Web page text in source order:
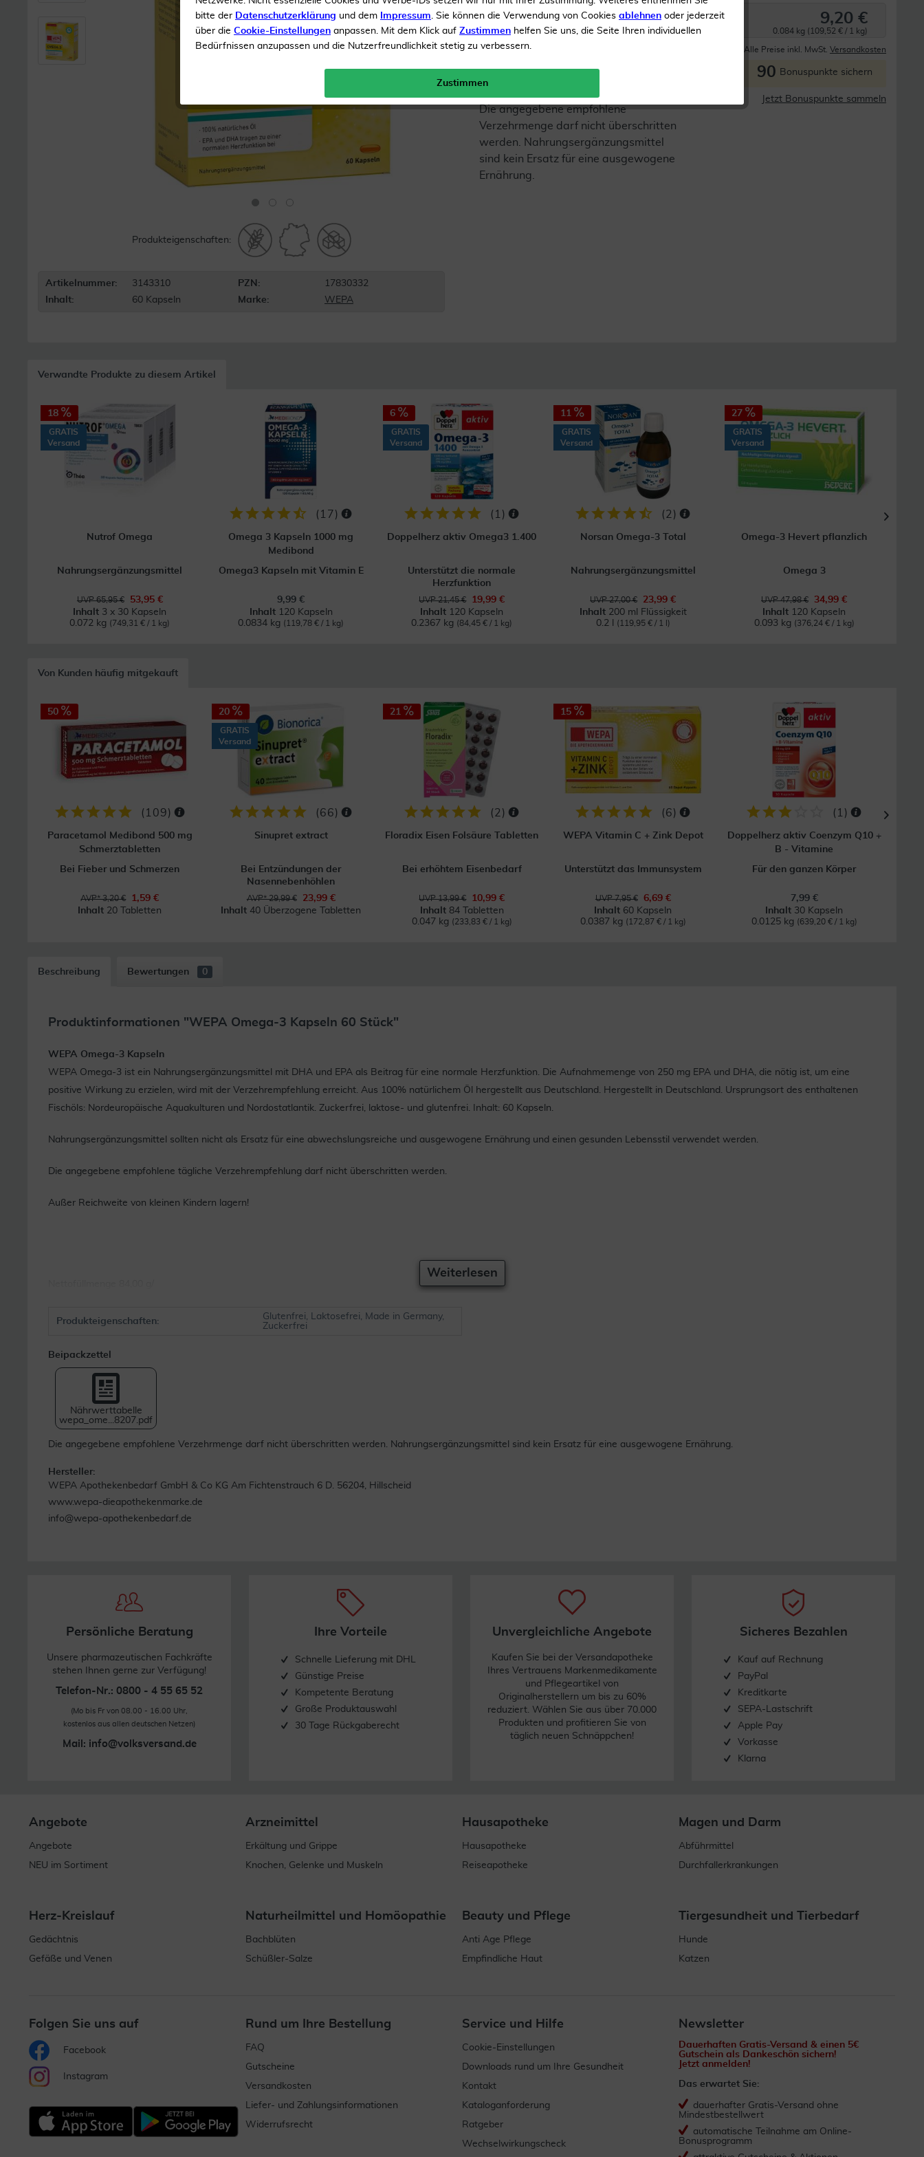
Produkteigenschaften:
Artikelnummer: 3143310 PZN:
17830332
Inhalt:
60 Kapseln Marke: WEPA
Inhalt60 Kapseln 9,20 €
0.084 kg (109,52 € / 1 kg)
Gratis Versand ab 19 € Alle Preise inkl. MwSt. Versandkosten
90 Bonuspunkte sichern
Jetzt Bonuspunkte sammeln
Die angegebene empfohlene
Verzehrmenge darf nicht überschritten
werden. Nahrungsergänzungsmittel
sind kein Ersatz für eine ausgewogene
Ernährung.
Verwandte Produkte zu diesem Artikel
18
GRATIS
Versand
Nutrof Omega
Nahrungsergänzungsmittel
UVP 65,95 €
53,95 €
Inhalt 3 x 30 Kapseln
0.072 kg (749,31 € / 1 kg)
( 17 )
Omega 3 Kapseln 1000 mg
Medibond
Omega3 Kapseln mit Vitamin E
9,99 €
Inhalt 120 Kapseln
0.0834 kg (119,78 € / 1 kg)
6
GRATIS
Versand
( 1 )
Doppelherz aktiv Omega3 1.400
Unterstützt die normale
Herzfunktion
UVP 21,45 €
19,99 €
Inhalt 120 Kapseln
0.2367 kg (84,45 € / 1 kg)
11
GRATIS
Versand
(2 )
Norsan Omega-3 Total
Nahrungsergänzungsmittel
UVP 27,00 €
23,99 €
Inhalt 200 ml Flüssigkeit
0.2 l
(119,95 € / 1 l)
27
GRATIS
Versand
Omega-3 Hevert pflanzlich
Omega 3
UVP 47,98 €
34,99 €
Inhalt 120 Kapseln
0.093 kg (376,24 € / 1 kg)
Von Kunden häufig mitgekauft
50
( 109)
Paracetamol Medibond 500 mg
Schmerztabletten
Bei Fieber und Schmerzen
AVP* 3,20 €
1,59 €
Inhalt 20 Tabletten
20
GRATIS
Versand
(66)
Sinupret extract
Bei Entzündungen der
Nasennebenhöhlen
AVP* 29,99 €
23,99 €
Inhalt 40 Überzogene Tabletten
21
(2 )
Floradix Eisen Folsäure Tabletten
Bei erhöhtem Eisenbedarf
UVP 13,99 €
10,99 €
Inhalt 84 Tabletten
0.047 kg (233,83 € / 1 kg)
15
(6)
WEPA Vitamin C + Zink Depot
Unterstützt das Immunsystem
UVP 7,95 €
6,69 €
Inhalt 60 Kapseln
0.0387 kg (172,87 € / 1 kg)
( 1 )
Doppelherz aktiv Coenzym Q10 +
B - Vitamine
Für den ganzen Körper
7,99 €
Inhalt 30 Kapseln
0.0125 kg (639,20 € / 1 kg)
Beschreibung Bewertungen 0
Produktinformationen "WEPA Omega-3 Kapseln 60 Stück"
WEPA Omega-3 Kapseln
WEPA Omega-3 ist ein Nahrungsergänzungsmittel mit DHA und EPA als Beitrag für eine normale Herzfunktion. Die Aufnahmemenge von 250 mg EPA und DHA, die nötig ist, um eine
positive Wirkung zu erzielen, wird mit der Verzehrempfehlung erreicht. Aus 100% natürlichem Öl hergestellt aus Deutschland. Hergestellt in Deutschland. Ursprungsort des enthaltenen
Fischöls: Nordeuropäische Aquakulturen und Nordostatlantik. Zuckerfrei, laktose- und glutenfrei. Inhalt: 60 Kapseln.
Nahrungsergänzungsmittel sollten nicht als Ersatz für eine abwechslungsreiche und ausgewogene Ernährung und einen gesunden Lebensstil verwendet werden.
Die angegebene empfohlene tägliche Verzehrempfehlung darf nicht überschritten werden.
Außer Reichweite von kleinen Kindern lagern!
Weiterlesen
Produkteigenschaften:
Glutenfrei, Laktosefrei, Made in Germany,
Zuckerfrei
Beipackzettel
Nährwerttabelle
wepa_ome...8207.pdf
Die angegebene empfohlene Verzehrmenge darf nicht überschritten werden. Nahrungsergänzungsmittel sind kein Ersatz für eine ausgewogene Ernährung.
Hersteller:
WEPA Apothekenbedarf GmbH & Co KG Am Fichtenstrauch 6 D. 56204, Hillscheid
www.wepa-dieapothekenmarke.de
info@wepa-apothekenbedarf.de
Persönliche Beratung
Unsere pharmazeutischen Fachkräfte
stehen Ihnen gerne zur Verfügung!
Telefon-Nr.: 0800 - 4 55 65 52
(Mo bis Fr von 08.00 - 16.00 Uhr,
kostenlos aus allen deutschen Netzen)
Mail: info@volksversand.de
Ihre Vorteile
Schnelle Lieferung mit DHL
Günstige Preise
Kompetente Beratung
Große Produktauswahl
30 Tage Rückgaberecht
Unvergleichliche Angebote
Kaufen Sie bei der Versandapotheke
Ihres Vertrauens Markenmedikamente
und Pflegeartikel von
Originalherstellern um bis zu 60%
reduziert. Wählen Sie aus über 70.000
Produkten und profitieren Sie von
täglich neuen Schnäppchen!
Sicheres Bezahlen
Kauf auf Rechnung
PayPal
Kreditkarte
SEPA-Lastschrift
Apple Pay
Vorkasse
Klarna
Angebote
Angebote
NEU im Sortiment
Arzneimittel
Erkältung und Grippe
Knochen, Gelenke und Muskeln
Hausapotheke
Hausapotheke
Reiseapotheke
Magen und Darm
Abführmittel
Durchfallerkrankungen
Herz-Kreislauf
Gedächtnis
Gefäße und Venen
Naturheilmittel und Homöopathie
Bachblüten
Schüßler-Salze
Beauty und Pflege
Anti Age Pflege
Empfindliche Haut
Tiergesundheit und Tierbedarf
Hunde
Katzen
Folgen Sie uns auf
Facebook
Instagram
Rund um Ihre Bestellung
FAQ
Gutscheine
Versandkosten
Liefer- und Zahlungsinformationen
Widerrufsrecht
Service und Hilfe
Cookie-Einstellungen
Downloads rund um Ihre Gesundheit
Kontakt
Kataloganforderung
Ratgeber
Wechselwirkungscheck
Newsletter
Dauerhaften Gratis-Versand & einen 5€
Gutschein als Dankeschön sichern!
Jetzt anmelden!
Das erwartet Sie:
dauerhafter Gratis-Versand ohne
Mindestbestellwert
automatische Teilnahme am Online-
Bonusprogramm
bitte der Datenschutzerklärung und dem Impressum. Sie können die Verwendung von Cookies ablehnen oder jederzeit
über die Cookie-Einstellungen anpassen. Mit dem Klick auf Zustimmen helfen Sie uns, die Seite Ihren individuellen
Bedürfnissen anzupassen und die Nutzerfreundlichkeit stetig zu verbessern.
Zustimmen